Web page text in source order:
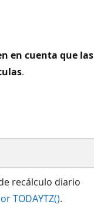
en cuenta que las
.
recálculo diario
TODAYTZ().